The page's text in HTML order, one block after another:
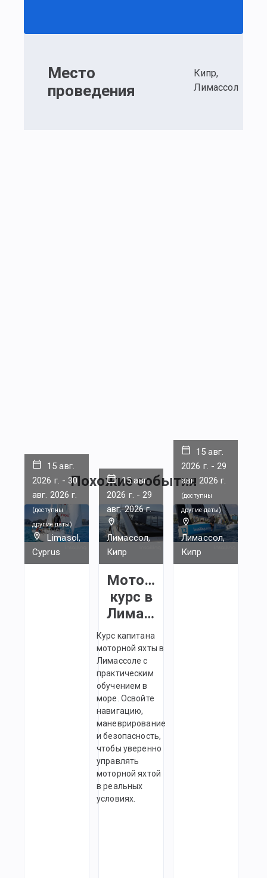
Место
проведения
Кипр,
Лимассол
Похожие события
15 авг.
2026 г. - 30
авг. 2026 г.
(доступны
другие даты)
Limasol,
Cyprus
15 авг.
2026 г. - 29
авг. 2026 г.
Лимассол,
Кипр
Моторный
курс в
Лимассоле
Курс капитана
моторной яхты в
Лимассоле с
практическим
обучением в
море. Освойте
навигацию,
маневрирование
и безопасность,
чтобы уверенно
управлять
моторной яхтой
в реальных
условиях.
15 авг.
2026 г. - 29
авг. 2026 г.
(доступны
другие даты)
Лимассол,
Кипр